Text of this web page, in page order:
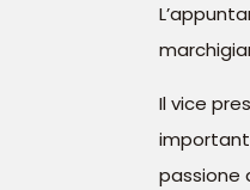
Il vice
passione